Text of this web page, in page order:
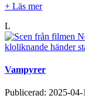
+ Läs mer
L
Vampyrer
Publicerad: 2025-04-